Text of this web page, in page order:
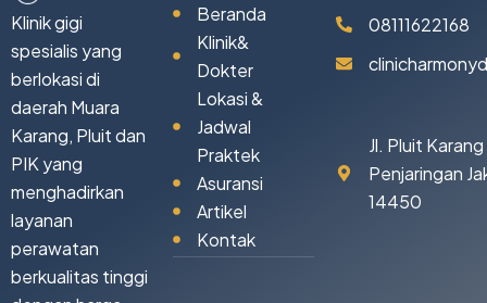
Klinik gigi
spesialis yang
berlokasi di
daerah Muara
Karang, Pluit dan
PIK yang
menghadirkan
layanan
perawatan
berkualitas tinggi
Beranda
Klinik&
Dokter
Lokasi &
Jadwal
Praktek
Asuransi
Artikel
Kontak
08111622168
Jl. Pluit
Penjaringan
14450